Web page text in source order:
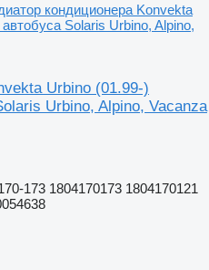
кондиционера Konvekta
Solaris Urbino, Alpino,
Urbino (01.99-)
Urbino, Alpino, Vacanza
173 1804170173 1804170121